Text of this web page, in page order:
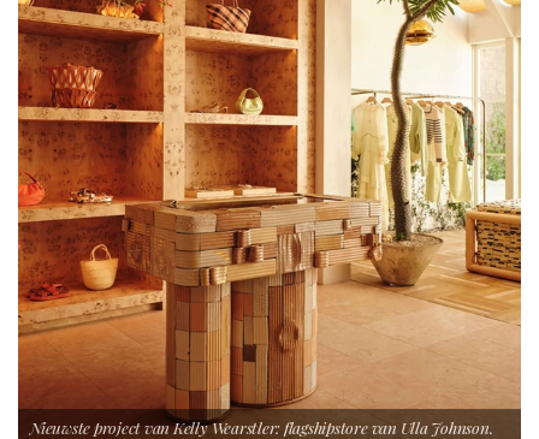
Nieuwste project van Kelly Wearstler: flagshipstore van Ulla Johnson.